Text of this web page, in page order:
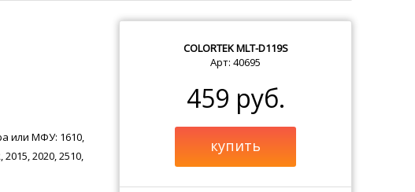
или МФУ: 1610,
2015, 2020, 2510,
COLORTEKMLT-D119S
Арт: 40695
459 руб.
купить